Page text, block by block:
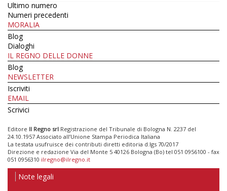
Ultimo numero
Numeri precedenti
MORALIA
Blog
Dialoghi
IL REGNO DELLE DONNE
Blog
NEWSLETTER
Iscriviti
EMAIL
Scrivici
Editore Il Regno srl Registrazione del Tribunale di Bologna N. 2237 del
24.10.1957 Associato all’Unione Stampa Periodica Italiana
La testata usufruisce dei contributi diretti editoria d.lgs 70/2017
Direzione e redazione Via del Monte 5 40126 Bologna (Bo) tel 051 0956100 - fax
051 0956310 ilregno@ilregno.it
Note legali